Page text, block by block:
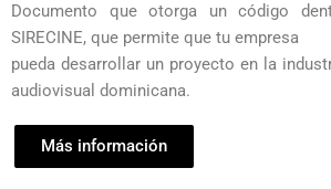
Documento que otorga un código
SIRECINE, que permite que tu empresa
pueda desarrollar un proyecto en la
audiovisual dominicana.
Más información